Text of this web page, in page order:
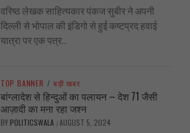
वरिष्ठ लेखक साहित्यकार पंकज सुबीर ने अपनी
दिल्ली से भोपाल की इंडिगो से हुई कष्टप्रद हवाई
यात्रा पर एक पत्र...
TOP BANNER / बड़ी खबर
बांग्लादेश से हिन्दुओं का पलायन – देश 71 जैसी
आज़ादी का मना रहा जश्न
BY POLITICSWALA /AUGUST 5, 2024